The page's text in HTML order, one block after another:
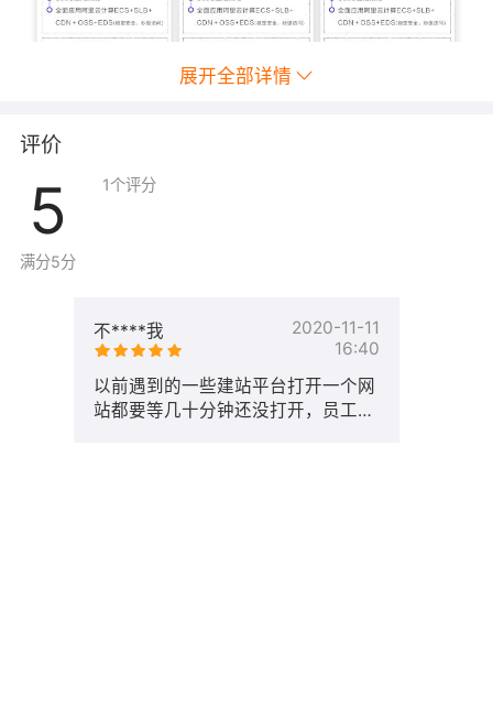
展开全部详情
评价
5
满分5分
1个评分
不****我
2020-11-11
16:40
以前遇到的一些建站平台打开一个网
站都要等几十分钟还没打开，员工和